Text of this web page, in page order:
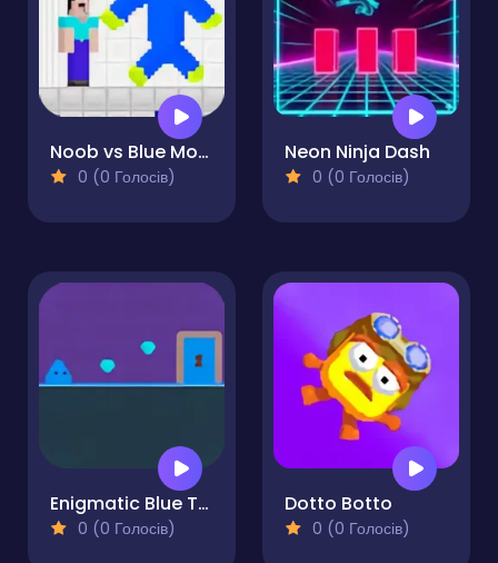
Noob vs Blue Monster
0 (0 Голосів)
Neon Ninja Dash
0 (0 Голосів)
Enigmatic Blue Triangle
0 (0 Голосів)
Dotto Botto
0 (0 Голосів)